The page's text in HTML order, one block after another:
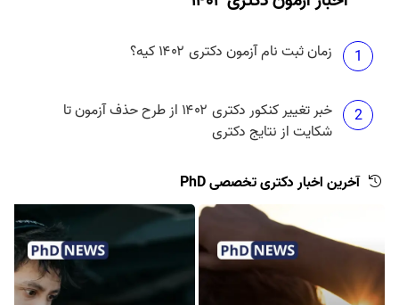
1 زمان ثبت نام آزمون دکتری ۱۴۰۲ کیه؟
2
خبر تغییر کنکور دکتری ۱۴۰۲ از طرح حذف آزمون تا
شکایت از نتایج دکتری
آخرین اخبار دکتری تخصصی PhD